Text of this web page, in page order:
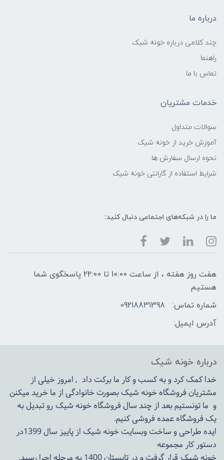
درباره ما
چند کلامی درباره خونه شیک
راهنما
تماس با ما
خدمات مشتریان
سوالات متداول
آموزش خرید از خونه شیک
نحوه ارسال سفارش ها
شرایط استفاده از گارانتی خونه شیک
ما را در شبکه‌های اجتماعی دنبال کنید:
هفت روز هفته ، از ساعت 10:00 تا 22:00 پاسخگوی شما
هستیم
شماره تماس:
09218831398
آدرس ایمیل:
درباره خونه شیک
خدا کمک کرد و به کسب و کار ما برکت داد , امروز خیلی از
مشتریان فروشگاه خونه شیک بصورت خانوادگی از ما خرید میکنن
و ما تونستیم بعد از چند سال فروشگاهخونه شیکرو تبدیل به
یک فروشگاه عمده فروشی کنیم.
ایده طراحی و ساخت وبسایت خونه شیک از پاییز سال 1399در
دستور کار مجموعه